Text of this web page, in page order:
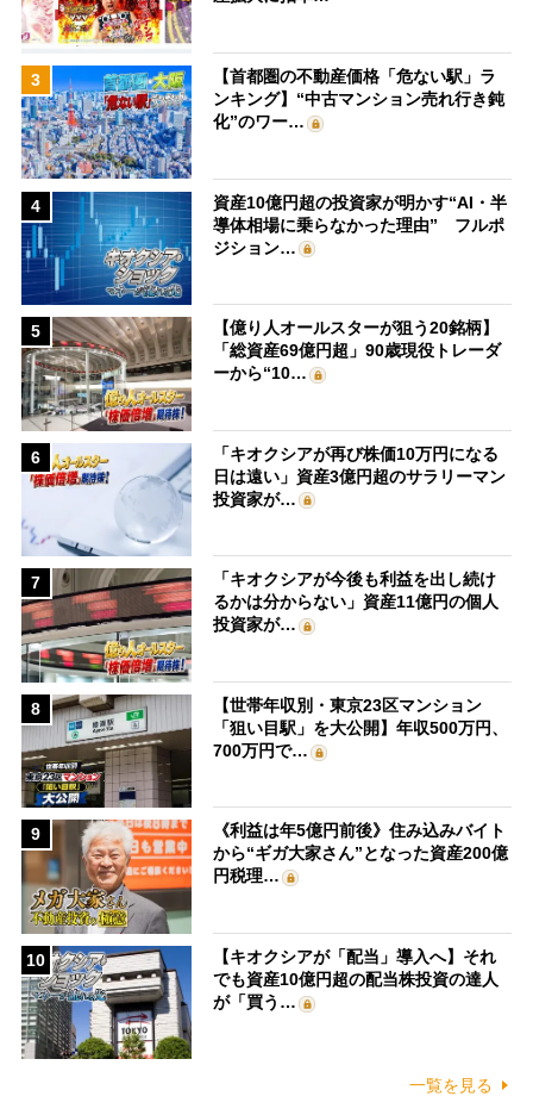
3
【首都圏の不動産価格「危ない駅」ラ
ンキング】“中古マンション売れ行き鈍
化”のワー…
4
資産10億円超の投資家が明かす“AI・半
導体相場に乗らなかった理由” フルポ
ジション…
5
【億り人オールスターが狙う20銘柄】
「総資産69億円超」90歳現役トレーダ
ーから“10…
6
「キオクシアが再び株価10万円になる
日は遠い」資産3億円超のサラリーマン
投資家が…
7
「キオクシアが今後も利益を出し続け
るかは分からない」資産11億円の個人
投資家が…
8
【世帯年収別・東京23区マンション
「狙い目駅」を大公開】年収500万円、
700万円で…
9
《利益は年5億円前後》住み込みバイト
から“ギガ大家さん”となった資産200億
円税理…
10
【キオクシアが「配当」導入へ】それ
でも資産10億円超の配当株投資の達人
が「買う…
一覧を見る